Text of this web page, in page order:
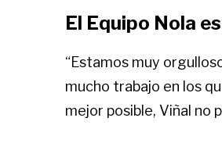
El Equipo Nola
“Estamos muy
mucho trabajo en los
mejor posible, Viñal no